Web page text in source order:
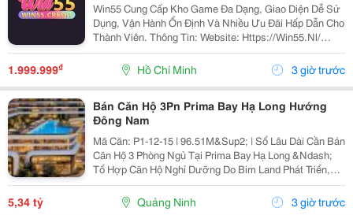
Win55 Cung Cấp Kho Game Đa Dạng, Giao Diện Dễ Sử
Dụng, Vận Hành Ổn Định Và Nhiều Ưu Đãi Hấp Dẫn Cho
Thành Viên. Thông Tin: Website: Https://Win55.Nl/
Email: Contact@Win55.Nl Sđt: 0809037590 Địa Chỉ: 54
Đ. Dd5, Đông Hưng Thuận, Hồ Chí Minh, Việt Nam...
1.999.999₫ Hồ Chí Minh 3 giờ trước
Bán Căn Hộ 3Pn Prima Bay Hạ Long Hướng
Đông Nam
Mã Căn: P1-12-15 | 96.51M&Sup2; | Sổ Lâu Dài Cần Bán
Căn Hộ 3 Phòng Ngủ Tại Prima Bay Hạ Long &Ndash;
Tổ Hợp Căn Hộ Nghỉ Dưỡng Do Bim Land Phát Triển,
Mặt Đường Hoàng Quốc Việt, Bán Đảo 1 Halong
Marina, Bãi Cháy, Hạ Long. ✅ Hướng Đông Nam,
Thoáng...
5,34 tỷ Quảng Ninh 3 giờ trước